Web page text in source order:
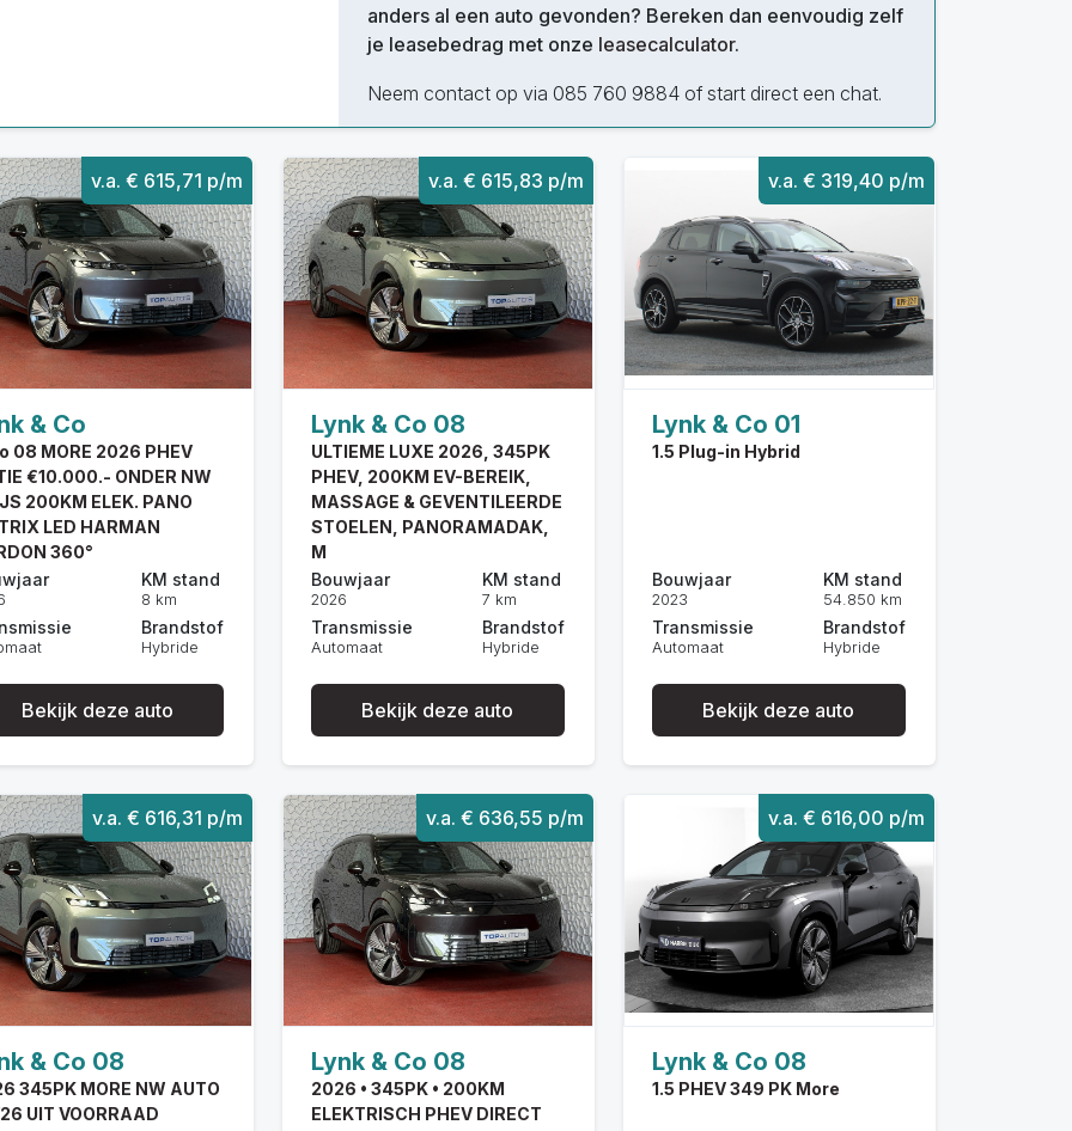
anders al een auto gevonden? Bereken dan eenvoudig zelf
je leasebedrag met onze leasecalculator.
Neem contact op via 085 760 9884 of start direct een chat.
v.a. € 615,71 p/m
& Co
08 MORE 2026 PHEV
€10.000.- ONDER NW
200KM ELEK. PANO
LED HARMAN
360°
KM stand
8 km
Brandstof
Hybride
Bekijk deze auto
v.a. € 615,83 p/m
Lynk & Co 08
ULTIEME LUXE 2026, 345PK
PHEV, 200KM EV-BEREIK,
MASSAGE & GEVENTILEERDE
STOELEN, PANORAMADAK,
M
Bouwjaar
2026
Transmissie
Automaat
KM stand
7 km
Brandstof
Hybride
Bekijk deze auto
v.a. € 319,40 p/m
Lynk & Co 01
1.5 Plug-in Hybrid
Bouwjaar
2023
Transmissie
Automaat
KM stand
54.850 km
Brandstof
Hybride
Bekijk deze auto
v.a. € 616,31 p/m
& Co 08
345PK MORE NW AUTO
UIT VOORRAAD
v.a. € 636,55 p/m
Lynk & Co 08
2026 • 345PK • 200KM
ELEKTRISCH PHEV DIRECT
v.a. € 616,00 p/m
Lynk & Co 08
1.5 PHEV 349 PK More